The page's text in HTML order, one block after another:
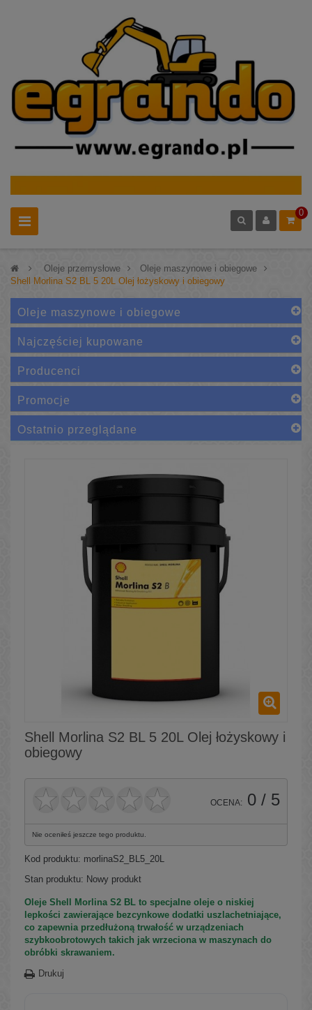
0
> Oleje przemysłowe > Oleje maszynowe i obiegowe
>
Shell Morlina S2 BL 5 20L Olej łożyskowy i obiegowy
Oleje maszynowe i obiegowe
Najczęściej kupowane
Producenci
Promocje
Ostatnio przeglądane
Shell Morlina S2 BL 5 20L Olej łożyskowy i
obiegowy
OCENA: 0 / 5
Nie oceniłeś jeszcze tego produktu.
Kod produktu: morlinaS2_BL5_20L
Stan produktu: Nowy produkt
Oleje Shell Morlina S2 BL to specjalne oleje o niskiej
lepkości zawierające bezcynkowe dodatki uszlachetniające,
co zapewnia przedłużoną trwałość w urządzeniach
szybkoobrotowych takich jak wrzeciona w maszynach do
obróbki skrawaniem.
Drukuj